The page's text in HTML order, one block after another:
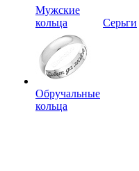
Мужские
кольца
Обручальные
кольца
Серьги